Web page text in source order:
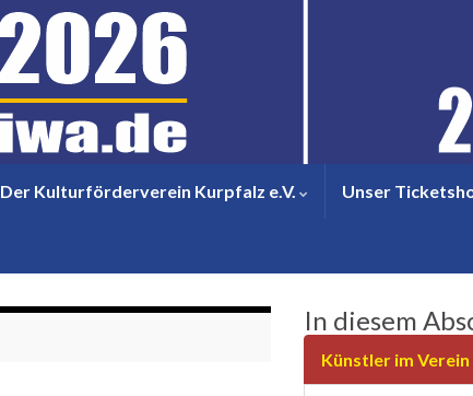
Der Kulturförderverein Kurpfalz e.V. Unser
In diesem
Künstler im Verein